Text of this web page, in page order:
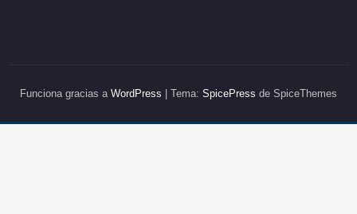
Funciona gracias a WordPress | Tema: SpicePress de SpiceThemes